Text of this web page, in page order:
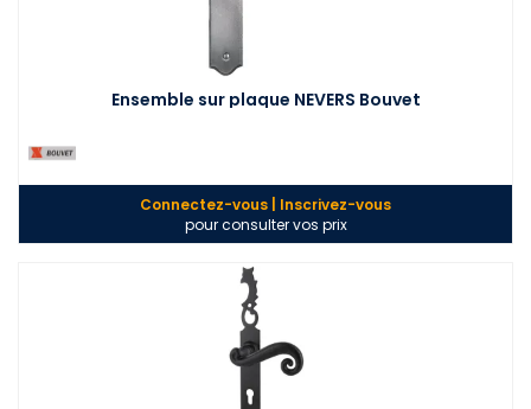
Ensemble sur plaque NEVERS Bouvet
Connectez-vous | Inscrivez-vous
pour consulter vos prix